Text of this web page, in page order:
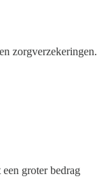
zorgverzekeringen.
groter bedrag